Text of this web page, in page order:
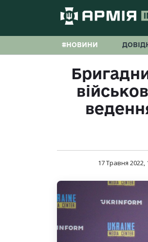
#НОВИНИ
17 Травня 2022,